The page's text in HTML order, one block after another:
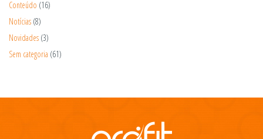
Conteúdo (16)
Notícias (8)
Novidades (3)
Sem categoria (61)